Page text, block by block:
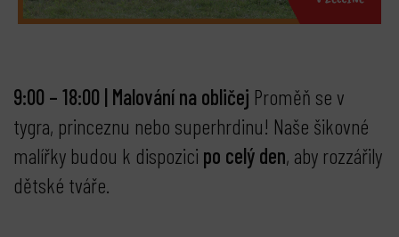
9:00 – 18:00 | Malování na obličej Proměň se v
tygra, princeznu nebo superhrdinu! Naše šikovné
malířky budou k dispozici po celý den, aby rozzářily
dětské tváře.